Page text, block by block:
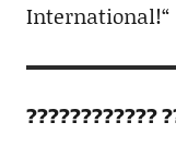
International!“
????????????